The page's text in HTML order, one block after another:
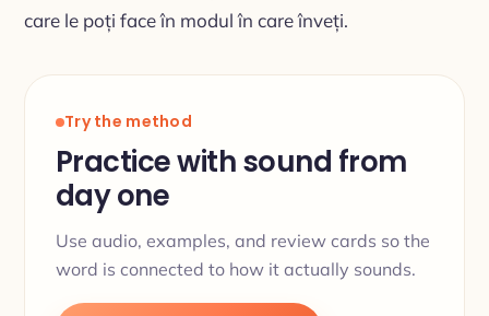
care le poți face în modul în care înveți.
Try the method
Practice with sound from
day one
Use audio, examples, and review cards so the
word is connected to how it actually sounds.